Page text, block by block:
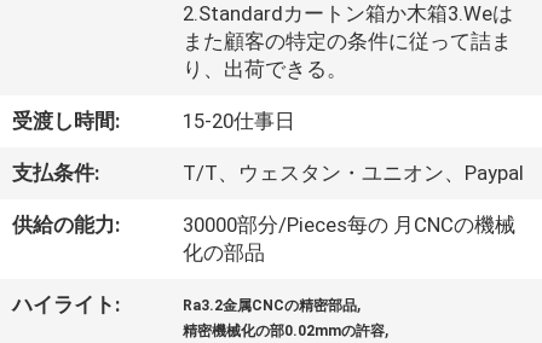
て
工
ツ
2.Standardカートン箱か木箱3.Weは
また顧客の特定の条件に従って詰ま
り、出荷できる。
受渡し時間: 15-20仕事日
支払条件: T/T、ウェスタン・ユニオン、Paypal
供給の能力:
30000部分/Pieces每の 月CNCの機械
化の部品
ハイライト: Ra3.2金属CNCの精密部品,
精密機械化の部0.02mmの許容,